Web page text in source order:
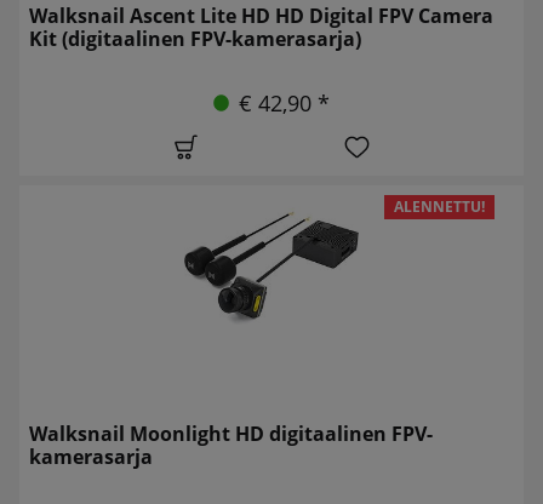
Walksnail Ascent Lite HD HD Digital FPV Camera
Kit (digitaalinen FPV-kamerasarja)
€ 42,90 *
ALENNETTU!
Walksnail Moonlight HD digitaalinen FPV-
kamerasarja